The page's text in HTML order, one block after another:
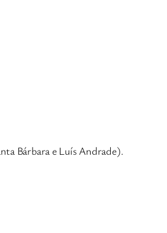
Bárbara e Luís Andrade).